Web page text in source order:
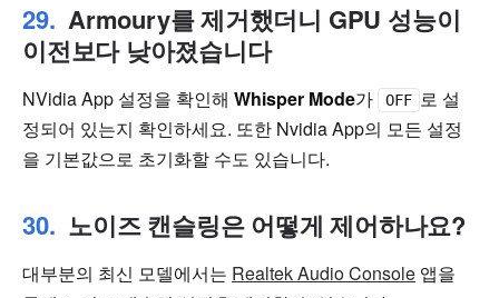
Armoury를 제거했더니 GPU 성능이
이전보다 낮아졌습니다
NVidia App 설정을 확인해 Whisper Mode가 OFF 로 설
정되어 있는지 확인하세요. 또한 Nvidia App의 모든 설정
을 기본값으로 초기화할 수도 있습니다.
노이즈 캔슬링은 어떻게 제어하나요?
대부분의 최신 모델에서는 Realtek Audio Console 앱을